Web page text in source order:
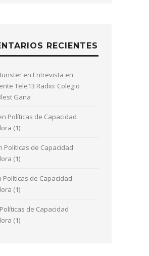
RECIENTES
en Entrevista en
Tele13 Radio: Colegio
Gana
Políticas de Capacidad
(1)
Políticas de Capacidad
(1)
Políticas de Capacidad
(1)
Políticas de Capacidad
(1)